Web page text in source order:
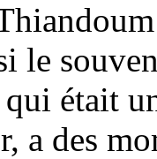
le
était
a des